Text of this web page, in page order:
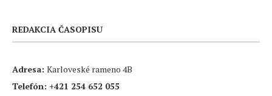
REDAKCIA ČASOPISU
Adresa: Karloveské rameno 4B
Telefón: +421 254 652 055